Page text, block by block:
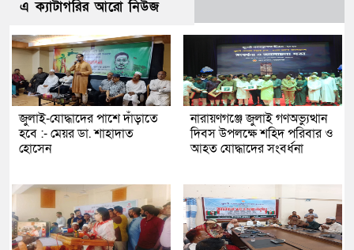
এ ক্যাটাগরির আরো নিউজ
জুলাই-যোদ্ধাদের পাশে দাঁড়াতে
হবে :- মেয়র ডা. শাহাদাত
হোসেন
নারায়ণগঞ্জে জুলাই গণঅভ্যুত্থান
দিবস উপলক্ষে শহিদ পরিবার ও
আহত যোদ্ধাদের সংবর্ধনা